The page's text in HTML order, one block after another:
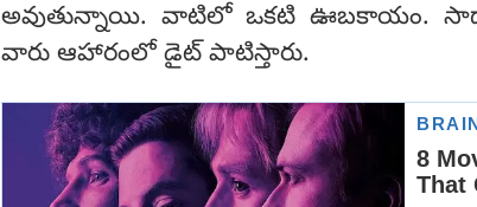
అవుతున్నాయి. వాటిలో ఒకటి ఊబకాయం.
వారు ఆహారంలో డైట్ పాటిస్తారు.